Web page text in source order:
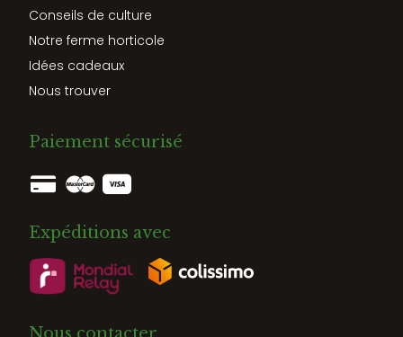
Conseils de culture
Notre ferme horticole
Idées cadeaux
Nous trouver
Paiement sécurisé
Expéditions avec